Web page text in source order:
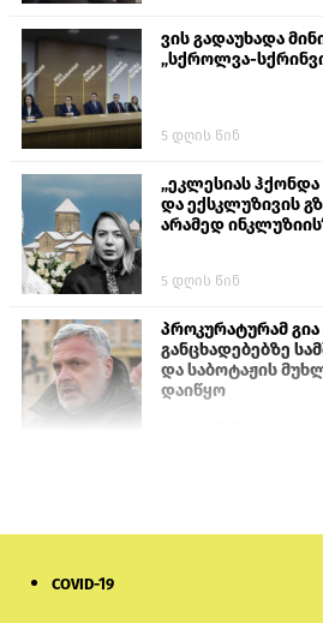
ვის გადაუხადა
„სქროლვა-
5 დღის წინ
„ეკლესიას ჰქონდა
და ექსკლუზივის
არამედ
5 დღის წინ
პროკურატურამ გია
განცხადებებზე
და საბოტაჟის
დაიწყო
COVID-19